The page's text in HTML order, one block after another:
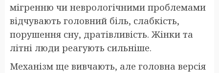
мігренню чи неврологічними проблемами
відчувають головний біль, слабкість,
порушення сну, дратівливість. Жінки та
літні люди реагують сильніше.
Механізм ще вивчають, але головна версія